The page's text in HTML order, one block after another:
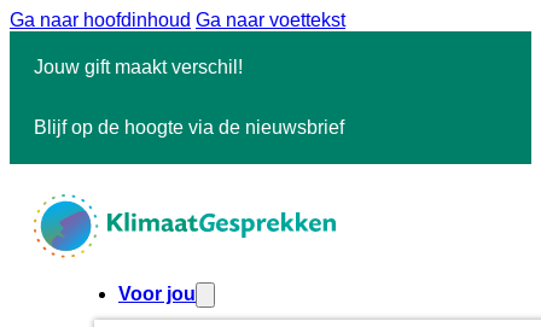
Ga naar hoofdinhoud Ga naar voettekst
Jouw gift maakt verschil!
Blijf op de hoogte via de nieuwsbrief
Voor jou